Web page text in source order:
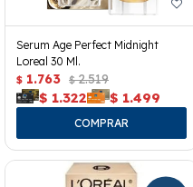
Serum Age Perfect Midnight
Loreal 30 Ml.
$ 1.763 $ 2.519
$ 1.322 $ 1.499